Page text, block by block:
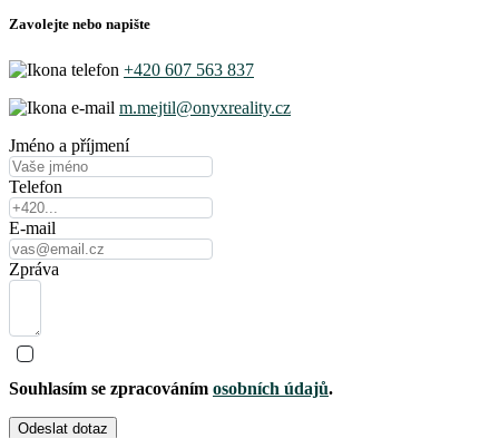
Zavolejte nebo napište
+420 607 563 837
m.mejtil@onyxreality.cz
Jméno a příjmení
Telefon
E-mail
Zpráva
Souhlasím se zpracováním osobních údajů.
Odeslat dotaz